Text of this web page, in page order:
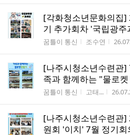
[각화청소년문화의집
기 추가회차 '국립광주
게시판명
꿈틀이 통신 작성자
조수연 작성
[나주시청소년수련관]
족과 함께하는 "물로
게시판명
꿈틀이 통신 작성자
고태... 작성
[나주시청소년수련관
원회 '이치' 7월 정기회